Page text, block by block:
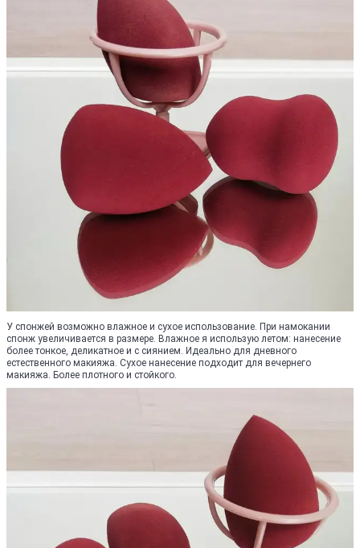
У спонжей возможно влажное и сухое использование. При намокании
спонж увеличивается в размере. Влажное я использую летом: нанесение
более тонкое, деликатное и с сиянием. Идеально для дневного
естественного макияжа. Сухое нанесение подходит для вечернего
макияжа. Более плотного и стойкого.